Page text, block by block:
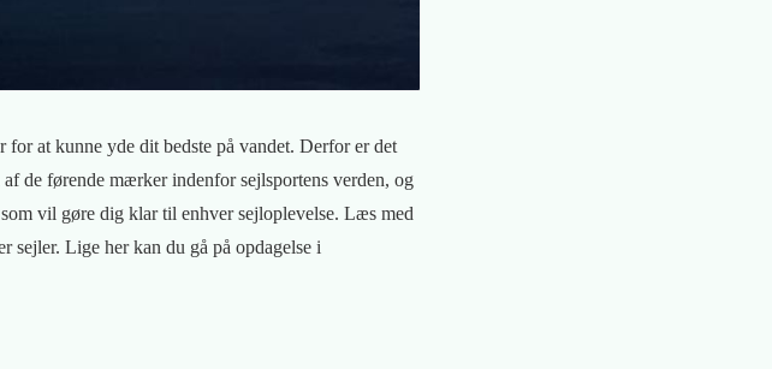
at kunne yde dit bedste på vandet. Derfor er det
de førende mærker indenfor sejlsportens verden, og
vil gøre dig klar til enhver sejloplevelse. Læs med
sejler. Lige her kan du gå på opdagelse i